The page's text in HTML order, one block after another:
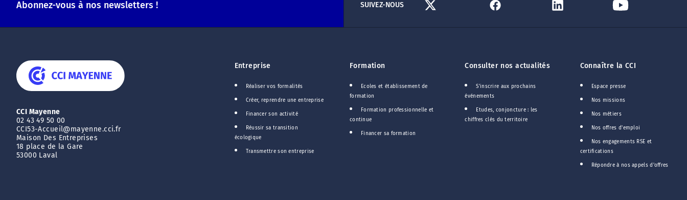
Abonnez-vous à nos newsletters ! SUIVEZ-NOUS
CCI Mayenne
02 43 49 50 00
CCI53-Accueil@mayenne.cci.fr
Maison Des Entreprises
18 place de la Gare
53000 Laval
Entreprise
Réaliser vos formalités
Créer, reprendre une entreprise
Financer son activité
Réussir sa transition
écologique
Transmettre son entreprise
Formation
Ecoles et établissement de
formation
Formation professionnelle et
continue
Financer sa formation
Consulter nos actualités
S'inscrire aux prochains
événements
Etudes, conjoncture : les
chiffres clés du territoire
Connaître la CCI
Espace presse
Nos missions
Nos métiers
Nos offres d'emploi
Nos engagements RSE et
certifications
Répondre à nos appels d'offres